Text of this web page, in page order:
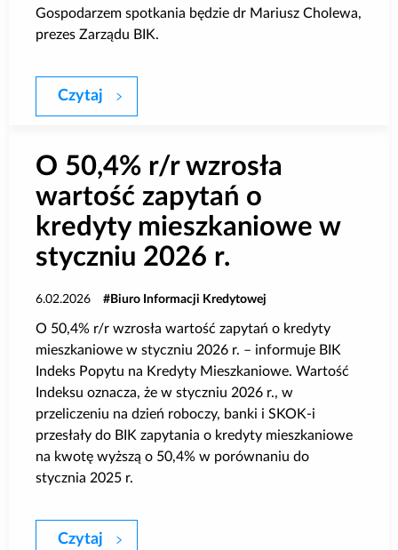
Gospodarzem spotkania będzie dr Mariusz Cholewa,
prezes Zarządu BIK.
Czytaj Zapraszamy na Webinar BIK: 11 lutego,
O 50,4% r/r wzrosła
wartość zapytań o
kredyty mieszkaniowe w
styczniu 2026 r.
6.02.2026 Biuro Informacji Kredytowej
O 50,4% r/r wzrosła wartość zapytań o kredyty
mieszkaniowe w styczniu 2026 r. – informuje BIK
Indeks Popytu na Kredyty Mieszkaniowe. Wartość
Indeksu oznacza, że w styczniu 2026 r., w
przeliczeniu na dzień roboczy, banki i SKOK-i
przesłały do BIK zapytania o kredyty mieszkaniowe
na kwotę wyższą o 50,4% w porównaniu do
stycznia 2025 r.
Czytaj O 50,4% r/r wzrosła wartość zapytań o